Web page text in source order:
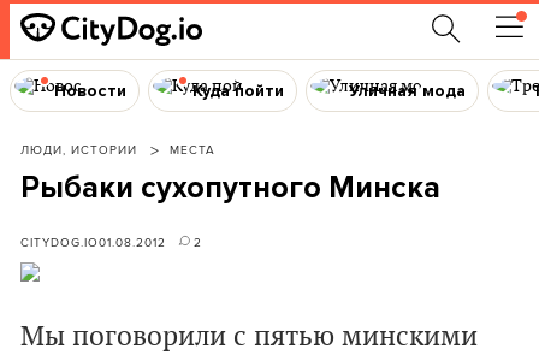
Новости Куда пойти Уличная мода
ЛЮДИ, ИСТОРИИ МЕСТА
Рыбаки сухопутного Минска
CITYDOG.IO01.08.2012 2
Мы поговорили с пятью минскими